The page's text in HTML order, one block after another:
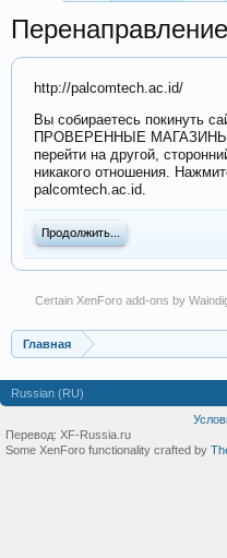
http://palcomtech.ac.id/
Вы собираетесь покинуть
ПРОВЕРЕННЫЕ
перейти на другой,
никакого отношения.
palcomtech.ac.id.
Продолжить...
Certain XenForo add-ons by
Главная
Russian (RU)
Перевод: XF-Russia.ru
Some XenForo functionality crafted by